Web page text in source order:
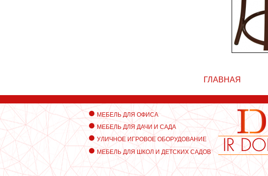
ГЛАВНАЯ
МЕБЕЛЬ ДЛЯ ОФИСА
МЕБЕЛЬ ДЛЯ ДАЧИ И САДА
УЛИЧНОЕ ИГРОВОЕ ОБОРУДОВАНИЕ
МЕБЕЛЬ ДЛЯ ШКОЛ И ДЕТСКИХ САДОВ